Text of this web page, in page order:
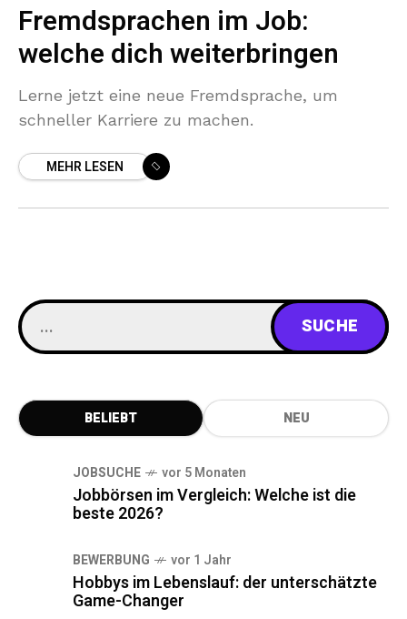
Fremdsprachen im Job:
welche dich weiterbringen
Lerne jetzt eine neue Fremdsprache, um
schneller Karriere zu machen.
MEHR LESEN
BELIEBT NEU
JOBSUCHE vor 5 Monaten
Jobbörsen im Vergleich: Welche ist die
beste 2026?
BEWERBUNG vor 1 Jahr
Hobbys im Lebenslauf: der unterschätzte
Game-Changer